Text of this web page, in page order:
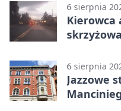
6 sierpnia
Kierowca
6 sierpnia
Jazzowe